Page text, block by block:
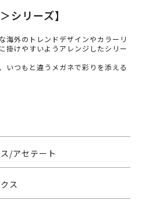
シリーズ】
海外のトレンドデザインやカラーリ
掛けやすいようアレンジしたシリー
いつもと違うメガネで彩りを添える
/アセテート
ス